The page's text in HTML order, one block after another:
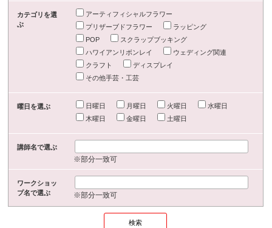
カテゴリを選
ぶ
アーティフィシャルフラワー
プリザーブドフラワー
ラッピング
POP
スクラップブッキング
ハワイアンリボンレイ
ウェディング関連
クラフト
ディスプレイ
その他手芸・工芸
曜日を選ぶ 日曜日 月曜日 火曜日
水曜日
木曜日
金曜日 土曜日
講師名で選ぶ
※部分一致可
ワークショッ
プ名で選ぶ
※部分一致可